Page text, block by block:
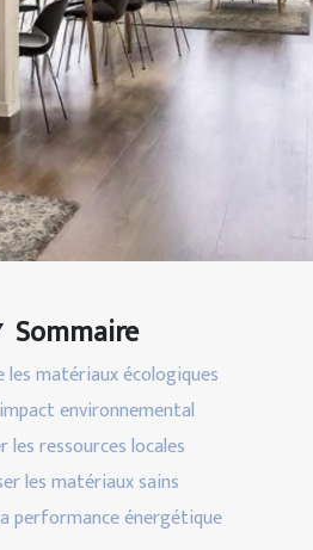
Sommaire
les matériaux écologiques
environnemental
les ressources locales
les matériaux sains
performance énergétique